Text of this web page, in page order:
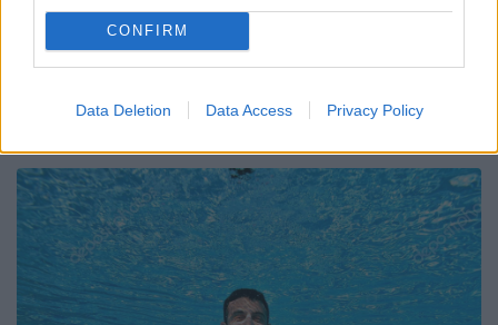
CONFIRM
Data Deletion Data Access Privacy Policy